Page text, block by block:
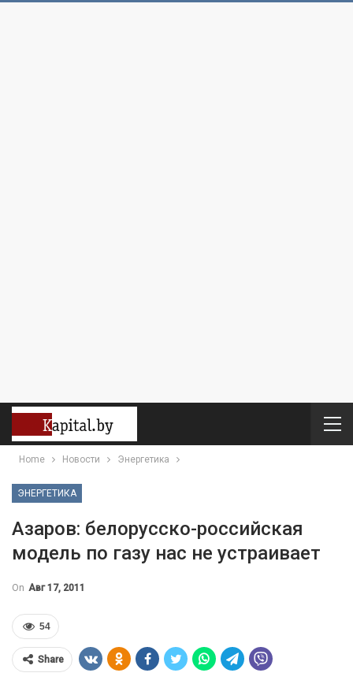
Home Новости Энергетика
ЭНЕРГЕТИКА
Азаров: белорусско-российская
модель по газу нас не устраивает
On Авг 17, 2011
54
Share